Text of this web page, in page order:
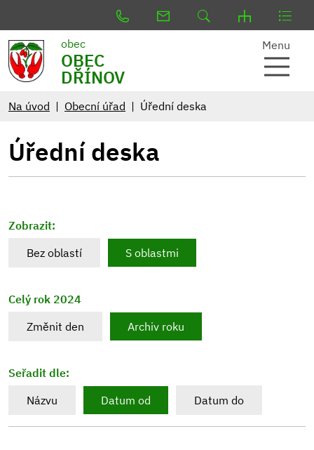
obec
OBEC
DŘÍNOV
Menu
Na úvod Obecní úřad Úřední deska
Úřední deska
Zobrazit:
Bez oblastí
S oblastmi
Celý rok 2024
Změnit den
Archiv roku
Seřadit dle:
Názvu
Datum od Datum do